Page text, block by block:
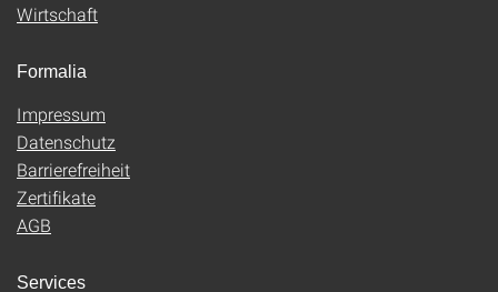
Wirtschaft
Formalia
Impressum
Datenschutz
Barrierefreiheit
Zertifikate
AGB
Services